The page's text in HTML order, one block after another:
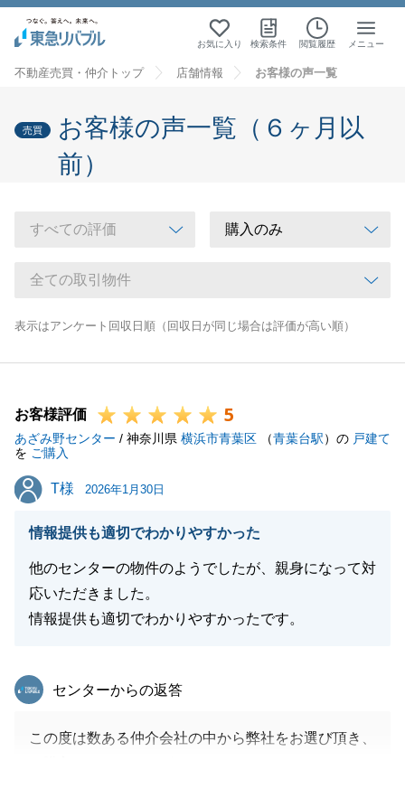
お気に入り 検索条件 閲覧履歴 メニュー
不動産売買・仲介トップ 店舗情報 お客様の声一覧
売買
お客様の声一覧（６ヶ月以
前）
表示はアンケート回収日順（回収日が同じ場合は評価が高い順）
お客様評価 5
あざみ野センター / 神奈川県 横浜市青葉区 （青葉台駅）の 戸建て
を ご購入
T様
T様 2026年1月30日
情報提供も適切でわかりやすかった
他のセンターの物件のようでしたが、親身になって対
応いただきました。
情報提供も適切でわかりやすかったです。
東急リバブル
センターからの返答
この度は数ある仲介会社の中から弊社をお選び頂き、